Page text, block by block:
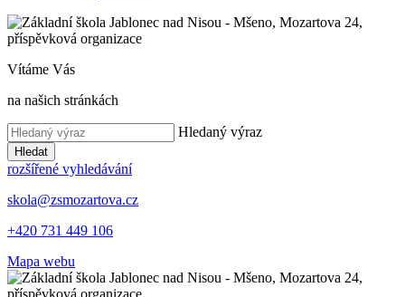
Vítáme Vás
na našich stránkách
Hledaný výraz
Hledat
rozšířené vyhledávání
skola@zsmozartova.cz
+420 731 449 106
Mapa webu